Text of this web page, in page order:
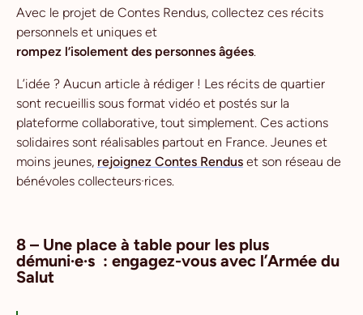
Avec le projet de Contes Rendus, collectez ces récits
personnels et uniques et
rompez l’isolement des personnes âgées.
L’idée ? Aucun article à rédiger ! Les récits de quartier
sont recueillis sous format vidéo et postés sur la
plateforme collaborative, tout simplement. Ces actions
solidaires sont réalisables partout en France. Jeunes et
moins jeunes, rejoignez Contes Rendus et son réseau de
bénévoles collecteurs·rices.
8 – Une place à table pour les plus
démuni·e·s : engagez-vous avec l’Armée du
Salut